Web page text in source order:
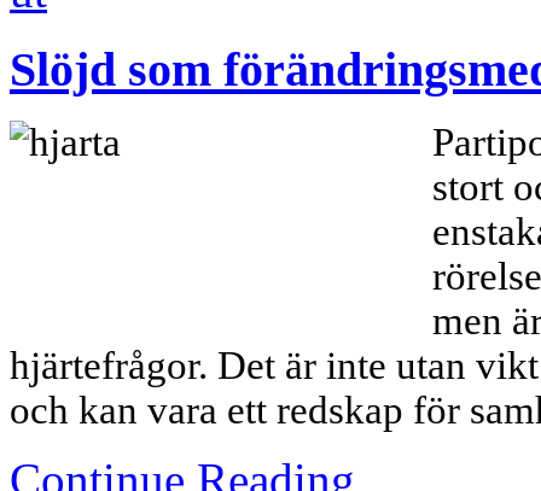
Slöjd som
stort
men
hjärtefrågor. Det är inte utan
och kan vara ett redskap för
Continue Reading